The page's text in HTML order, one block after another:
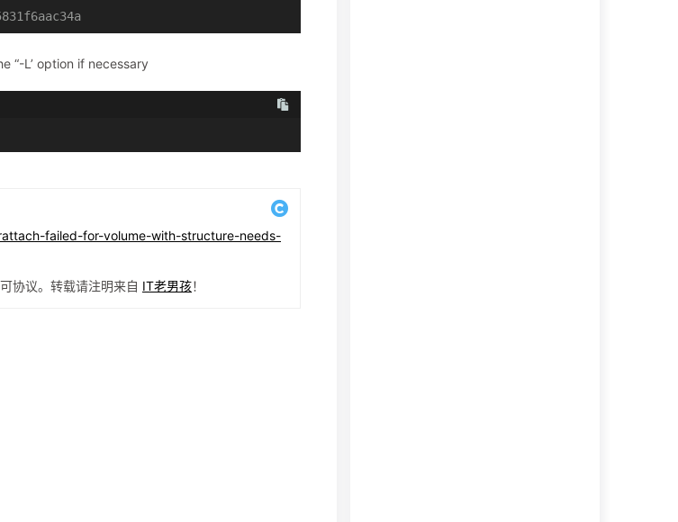
L’ option if necessary
failed-for-volume-with-structure-needs-
协议。转载请注明来自 IT老男孩！